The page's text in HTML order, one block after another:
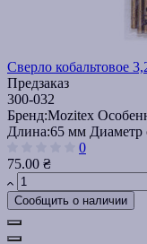
Сверло кобальтовое
Предзаказ
300-032
Бренд:Mozitex
Длина:65 мм Диаметр
0
75.00 ₴
Сообщить о наличии